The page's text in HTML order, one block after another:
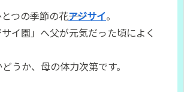
つの季節の花――アジサイ。
サイ園」へ父が元気だった頃によく
うか、母の体力次第です。